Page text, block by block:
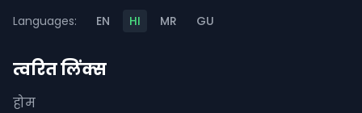
Languages: EN HI MR GU
त्वरित लिंक्स
होम